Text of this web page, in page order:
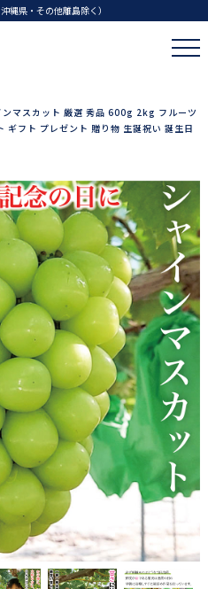
縄県・その他離島除く）
ンマスカット 厳選 秀品 600g 2kg フルーツ
ギフト プレゼント 贈り物 生誕祝い 誕生日